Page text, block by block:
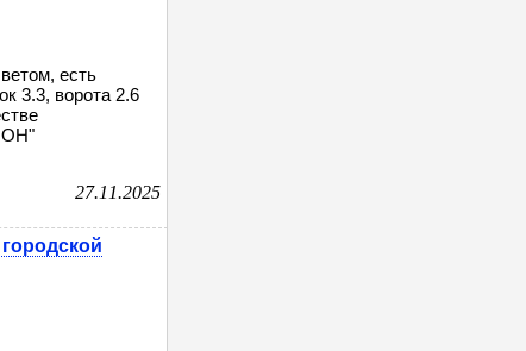
есть
3.3, ворота 2.6
27.11.2025